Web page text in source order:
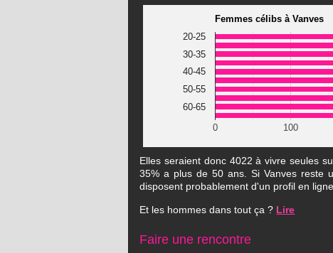
Femmes célibs à Vanves
0 100
20-25
30-35
40-45
50-55
60-65
Elles seraient donc 4022 à vivre seules
35% a plus de 50 ans. Si Vanves reste
disposent probablement d'un profil en
Et les hommes dans tout ça ? Lire
Faire une rencontre